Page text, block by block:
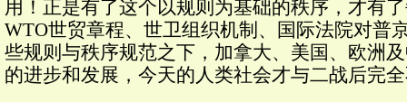
用！正是有了这个以规则为基础的秩序，才有
WTO世贸章程、世卫组织机制、国际法院对普
些规则与秩序规范之下，加拿大、美国、欧洲
的进步和发展，今天的人类社会才与二战后完